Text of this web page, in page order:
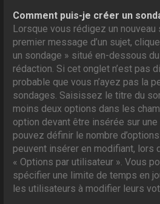
Comment puis-je créer un
Lorsque vous rédigez un
premier message d’un sujet,
un sondage » situé en-dessous
rédaction. Si cet onglet n’est pas
probable que vous n’ayez pas la
sondages. Saisissez le titre du
moins deux options dans les
option devant être insérée sur
pouvez définir le nombre
peuvent insérer en modifiant, lors
« Options par utilisateur ». Vous
spécifier une limite de temps en
les utilisateurs à modifier leurs